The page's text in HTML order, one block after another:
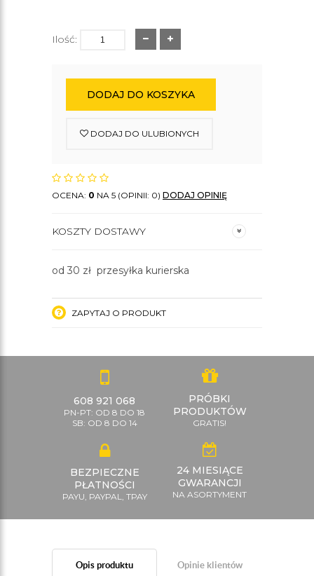
Ilość:
DODAJ DO KOSZYKA
DODAJ DO ULUBIONYCH
OCENA: 0 NA 5 (OPINII: 0) DODAJ OPINIĘ
KOSZTY DOSTAWY
od 30 zł przesyłka kurierska
ZAPYTAJ O PRODUKT
608 921 068
PN-PT: OD 8 DO 18
SB: OD 8 DO 14
PRÓBKI
PRODUKTÓW
GRATIS!
BEZPIECZNE
PŁATNOŚCI
PAYU, PAYPAL, TPAY
24 MIESIĄCE
GWARANCJI
NA ASORTYMENT
Opis produktu Opinie klientów